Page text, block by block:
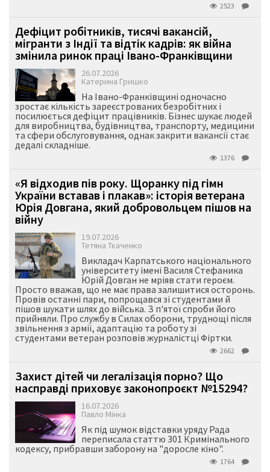
2523
Дефіцит робітників, тисячі вакансій,
мігранти з Індії та відтік кадрів: як війна
змінила ринок праці Івано-Франківщини
26.07.2026
Катерина Гришко
На Івано-Франківщині одночасно
зростає кількість зареєстрованих безробітних і
посилюється дефіцит працівників. Бізнес шукає людей
для виробництва, будівництва, транспорту, медицини
та сфери обслуговування, однак закрити вакансії стає
дедалі складніше.
1376
«Я відходив пів року. Щоранку під гімн
України вставав і плакав»: історія ветерана
Юрія Довгана, який добровольцем пішов на
війну
19.07.2026
Тетяна Ткаченко
Викладач Карпатського національного
університету імені Василя Стефаника
Юрій Довган не мріяв стати героєм.
Просто вважав, що не має права залишитися осторонь.
Провів останні пари, попрощався зі студентами й
пішов шукати шлях до війська. З п'ятої спроби його
прийняли. Про службу в Силах оборони, труднощі після
звільнення з армії, адаптацію та роботу зі
студентами ветеран розповів журналістці Фіртки.
2662
Захист дітей чи легалізація порно? Що
насправді приховує законопроєкт №15294?
16.07.2026
Павло Мінка
Як під шумок відставки уряду Рада
переписала статтю 301 Кримінального
кодексу, прибравши заборону на "доросле кіно".
1764